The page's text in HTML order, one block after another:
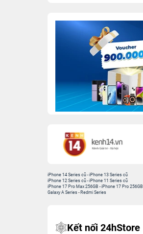
iPhone 14 Series cũ -iPhone 13 Series cũ
iPhone 12 Series cũ -iPhone 11 Series cũ
iPhone 17 Pro Max 256GB -iPhone 17 Pro 256GB
Galaxy A Series - Redmi Series
Kết nối 24hStore